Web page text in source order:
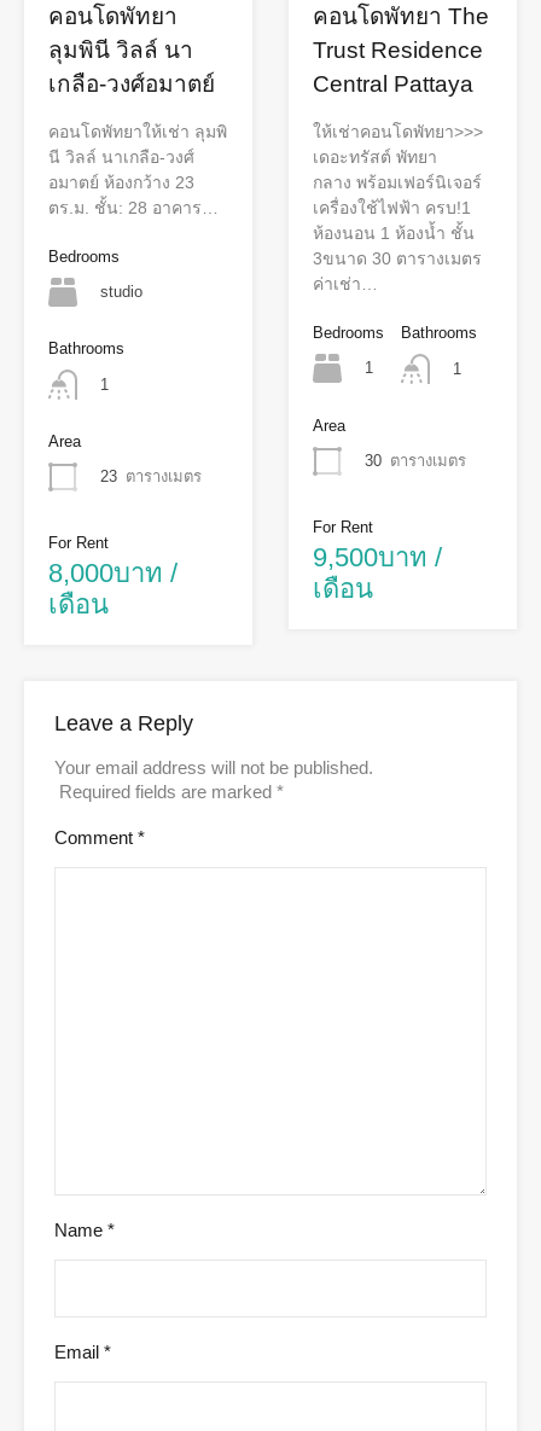
คอนโดพัทยา
ลุมพินี วิลล์ นา
เกลือ-วงศ์อมาตย์
คอนโดพัทยาให้เช่า ลุมพิ
นี วิลล์ นาเกลือ-วงศ์
อมาตย์ ห้องกว้าง 23
ตร.ม. ชั้น: 28 อาคาร…
Bedrooms
studio
Bathrooms
1
Area
23 ตารางเมตร
For Rent
8,000บาท /
เดือน
คอนโดพัทยา The
Trust Residence
Central Pattaya
ให้เช่าคอนโดพัทยา>>>
เดอะทรัสต์ พัทยา
กลาง พร้อมเฟอร์นิเจอร์
เครื่องใช้ไฟฟ้า ครบ!1
ห้องนอน​ 1 ห้องน้ำ ชั้น
3ขนาด 30 ตารางเมตร
ค่าเช่า…
Bedrooms
1
Bathrooms
1
Area
30 ตารางเมตร
For Rent
9,500บาท /
เดือน
Leave a Reply
Your email address will not be published.
Required fields are marked *
Comment *
Name *
Email *